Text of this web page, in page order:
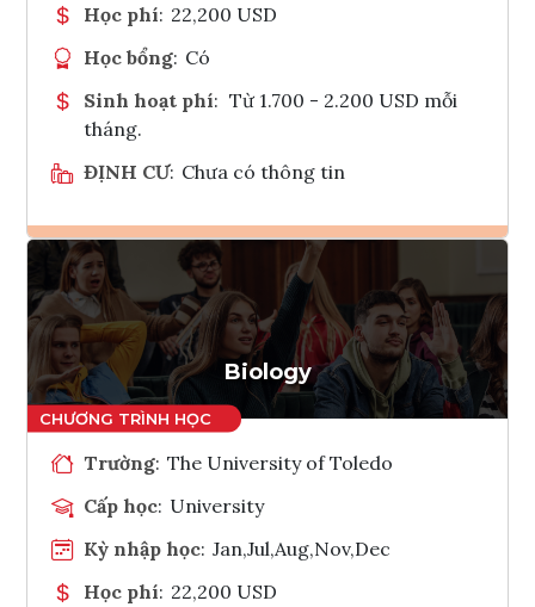
Học phí: 22,200 USD
Học bổng: Có
Sinh hoạt phí: Từ 1.700 - 2.200 USD mỗi
tháng.
ĐỊNH CƯ: Chưa có thông tin
Ghi danh
Tham vấn Interlink
Biology
Trường: The University of Toledo
Cấp học: University
Kỳ nhập học: Jan,Jul,Aug,Nov,Dec
Học phí: 22,200 USD